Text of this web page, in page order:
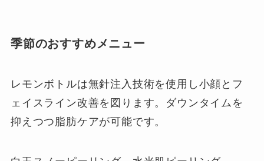
季節のおすすめメニュー
レモンボトルは無針注入技術を使用し小顔とフ
ェイスライン改善を図ります。ダウンタイムを
抑えつつ脂肪ケアが可能です。